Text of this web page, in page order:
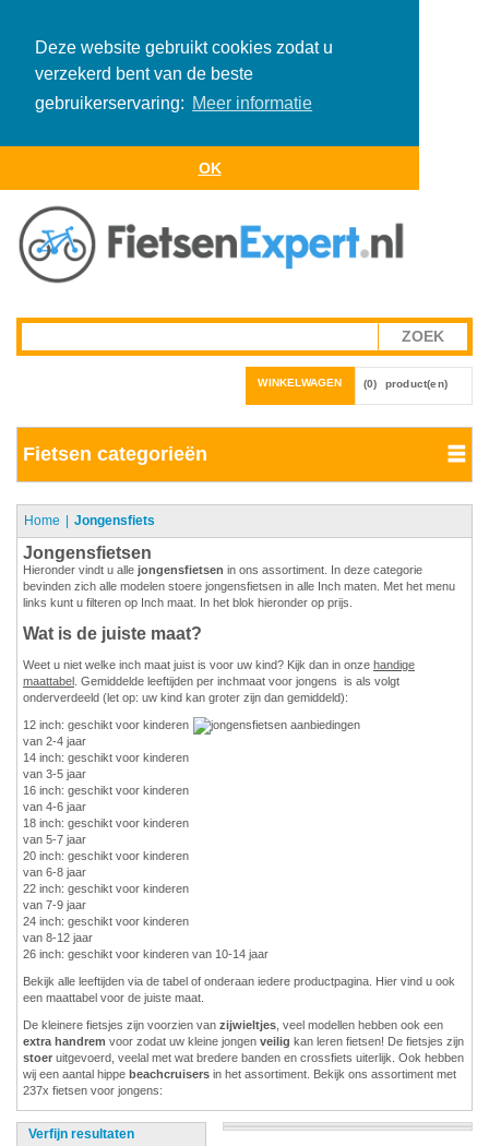
Deze website gebruikt cookies zodat u
verzekerd bent van de beste
gebruikerservaring: Meer informatie
OK
WINKELWAGEN (0) product(en)
Fietsen categorieën
Home Jongensfiets
Jongensfietsen
Hieronder vindt u alle jongensfietsen in ons assortiment. In deze categorie
bevinden zich alle modelen stoere jongensfietsen in alle Inch maten. Met het menu
links kunt u filteren op Inch maat. In het blok hieronder op prijs.
Wat is de juiste maat?
Weet u niet welke inch maat juist is voor uw kind? Kijk dan in onze handige
maattabel . Gemiddelde leeftijden per inchmaat voor jongens is als volgt
onderverdeeld (let op: uw kind kan groter zijn dan gemiddeld):
12 inch: geschikt voor kinderen
van 2-4 jaar
14 inch: geschikt voor kinderen
van 3-5 jaar
16 inch: geschikt voor kinderen
van 4-6 jaar
18 inch: geschikt voor kinderen
van 5-7 jaar
20 inch: geschikt voor kinderen
van 6-8 jaar
22 inch: geschikt voor kinderen
van 7-9 jaar
24 inch: geschikt voor kinderen
van 8-12 jaar
26 inch: geschikt voor kinderen van 10-14 jaar
Bekijk alle leeftijden via de tabel of onderaan iedere productpagina. Hier vind u ook
een maattabel voor de juiste maat.
De kleinere fietsjes zijn voorzien van zijwieltjes , veel modellen hebben ook een
extra handrem voor zodat uw kleine jongen veilig kan leren fietsen! De fietsjes zijn
stoer uitgevoerd, veelal met wat bredere banden en crossfiets uiterlijk. Ook hebben
wij een aantal hippe beachcruisers in het assortiment. Bekijk ons assortiment met
237x fietsen voor jongens:
Verfijn resultaten